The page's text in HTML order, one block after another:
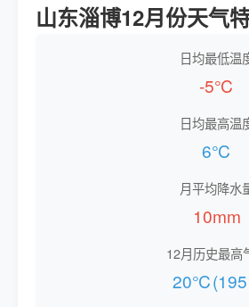
山东淄博12月份天气
日均最低温
-5℃
日均最高温
6℃
月平均降水
10mm
12月历史最高